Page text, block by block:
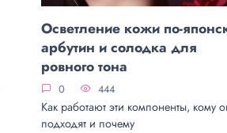
Осветление кожи по-
арбутин и солодка для
ровного тона
0 444
Как работают эти компоненты, кому
подходят и почему